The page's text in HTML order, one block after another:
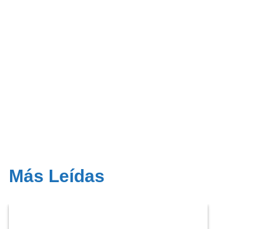
Más Leídas